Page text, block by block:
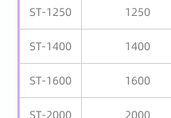
ST-1250 1250
ST-1400 1400
ST-1600 1600
ST-2000 2000